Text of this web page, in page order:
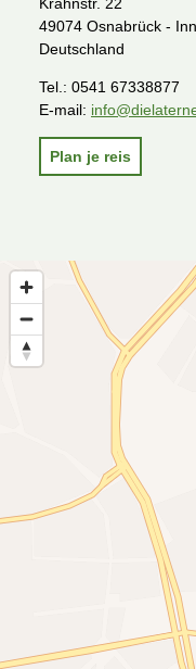
49074 Osnabrück -
Deutschland
Tel.: 0541 67338877
E-mail:
Plan je reis